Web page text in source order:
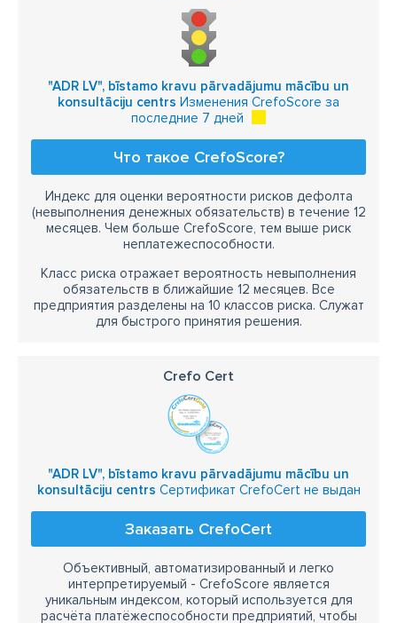
"ADR LV", bīstamo kravu pārvadājumu mācību un
konsultāciju centrs Изменения CrefoScore за
последние 7 дней
Что такое CrefoScore?
Индекс для оценки вероятности рисков дефолта
(невыполнения денежных обязательств) в течение 12
месяцев. Чем больше CrefoScore, тем выше риск
неплатежеспособности.
Класс риска отражает вероятность невыполнения
обязательств в ближайшие 12 месяцев. Все
предприятия разделены на 10 классов риска. Служат
для быстрого принятия решения.
Crefo Cert
"ADR LV", bīstamo kravu pārvadājumu mācību un
konsultāciju centrs Сертификат CrefoCert не выдан
Заказать CrefoCert
Объективный, автоматизированный и легко
интерпретируемый - CrefoScore является
уникальным индексом, который используется для
расчёта платёжеспособности предприятий, чтобы